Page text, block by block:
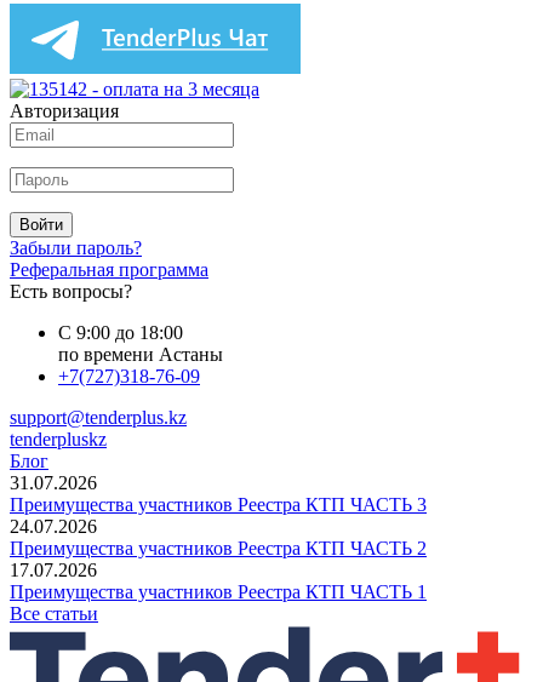
Авторизация
Войти
Забыли пароль?
Реферальная программа
Есть вопросы?
С 9:00 до 18:00
по времени Астаны
+7(727)318-76-09
support@tenderplus.kz
tenderpluskz
Блог
31.07.2026
Преимущества участников Реестра КТП ЧАСТЬ 3
24.07.2026
Преимущества участников Реестра КТП ЧАСТЬ 2
17.07.2026
Преимущества участников Реестра КТП ЧАСТЬ 1
Все статьи